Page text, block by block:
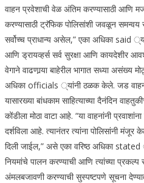
वाहन प्रवेशाची वेळ अंतिम करण्यासाठी आणि
करण्यासाठी ट्रॅफिक पोलिसांशी जवळून समन्वय
सर्वोच्च प्राधान्य असेल,” एका अधिका said
आणि ड्रायव्हर्स सर्व सुरक्षा आणि कायदेशीर
वेगाने वाढणार्‍या बाहेरील भागात सध्या
अधिका officials ्यांनी ठळक केले. जड
यासारख्या बांधकाम साहित्याच्या दैनंदिन
कोंडीला मोठा वाटा आहे. “या वाहनांनी
दर्शविला आहे. त्यानंतर त्यांना पोलिसांनी मंजूर
दिली जाईल,” असे एका वरिष्ठ अधिका
नियमांचे पालन करण्याची आणि त्यांच्या प्रकल्प
अंमलबजावणी करण्याची सुस्पष्टपणे सूचना